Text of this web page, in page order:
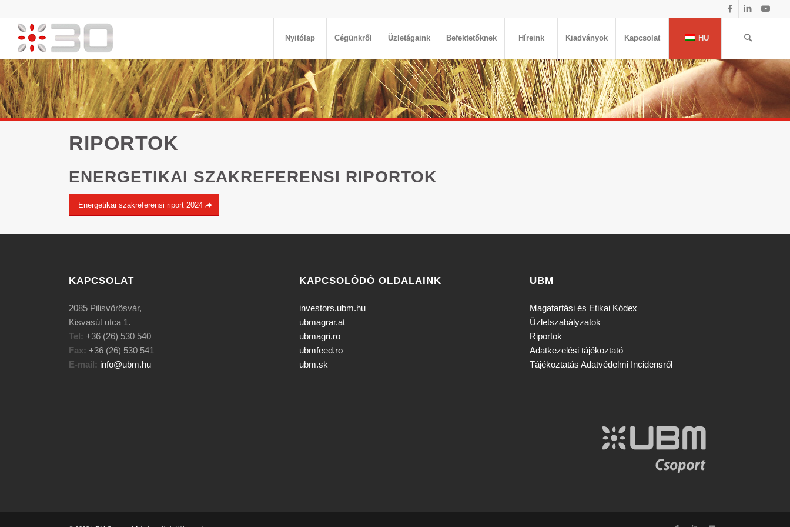
Nyitólap Cégünkről Üzletágaink Befektetőknek Híreink Kiadványok Kapcsolat HU
RIPORTOK
ENERGETIKAI SZAKREFERENSI RIPORTOK
Energetikai szakreferensi riport 2024
KAPCSOLAT
2085 Pilisvörösvár,
Kisvasút utca 1.
Tel: +36 (26) 530 540
Fax: +36 (26) 530 541
E-mail: info@ubm.hu
KAPCSOLÓDÓ OLDALAINK
investors.ubm.hu
ubmagrar.at
ubmagri.ro
ubmfeed.ro
ubm.sk
UBM
Magatartási és Etikai Kódex
Üzletszabályzatok
Riportok
Adatkezelési tájékoztató
Tájékoztatás Adatvédelmi Incidensről